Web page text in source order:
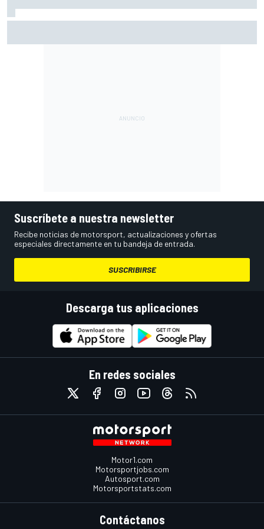
Suscríbete a nuestra newsletter
Recibe noticias de motorsport, actualizaciones y ofertas
especiales directamente en tu bandeja de entrada.
SUSCRIBIRSE
Descarga tus aplicaciones
En redes sociales
Motor1.com
Motorsportjobs.com
Autosport.com
Motorsportstats.com
Contáctanos